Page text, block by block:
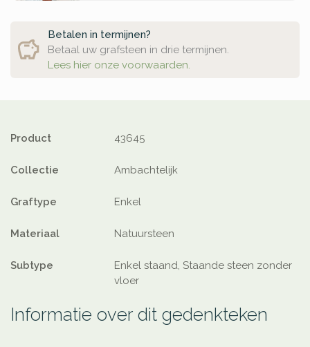
Betalen in termijnen?
Betaal uw grafsteen in drie termijnen.
Lees hier onze voorwaarden.
Product 43645
Collectie Ambachtelijk
Graftype Enkel
Materiaal Natuursteen
Subtype
Enkel staand, Staande steen zonder
vloer
Informatie over dit gedenkteken